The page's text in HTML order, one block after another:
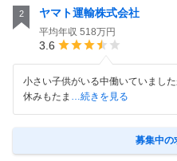
2 ヤマト運輸株式会社
平均年収 518万円
3.6
小さい子供がいる中働いていまし
休みもたま …続きを見る
募集中の